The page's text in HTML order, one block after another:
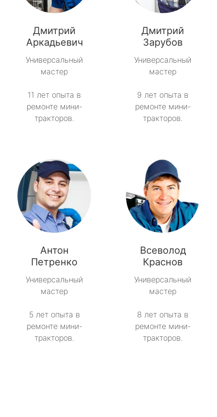
Дмитрий
Аркадьевич
Универсальный
мастер
11 лет опыта в
ремонте мини-
тракторов.
Дмитрий
Зарубов
Универсальный
мастер
9 лет опыта в
ремонте мини-
тракторов.
Антон
Петренко
Универсальный
мастер
5 лет опыта в
ремонте мини-
тракторов.
Всеволод
Краснов
Универсальный
мастер
8 лет опыта в
ремонте мини-
тракторов.